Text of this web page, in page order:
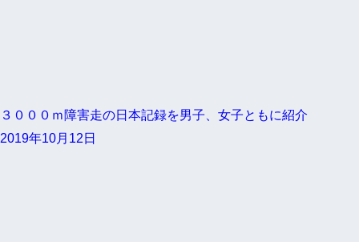
３０００ｍ障害走の日本記録を男子、女子ともに紹介
2019年10月12日